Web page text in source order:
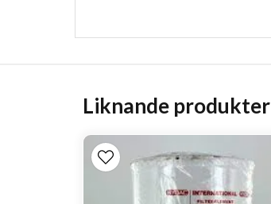
Brand
Media Type
Liknande produkter